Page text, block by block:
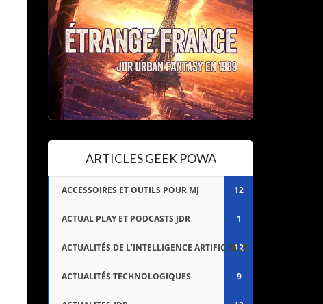
ARTICLES GEEK POWA
ACCESSOIRES ET OUTILS POUR MJ 12
ACTUAL PLAY ET PODCASTS JDR 1
ACTUALITÉS DE L’INTELLIGENCE ARTIFICIELLE
12
ACTUALITÉS TECHNOLOGIQUES 9